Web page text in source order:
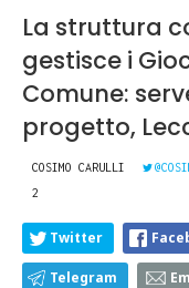
La struttura
gestisce i
Comune:
progetto,
COSIMO CARULLI
2
Twitter
Telegram